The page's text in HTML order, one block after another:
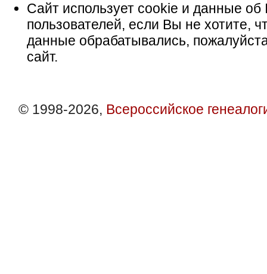
Сайт использует cookie и данные об
пользователей, если Вы не хотите,
данные обрабатывались,
сайт.
© 1998-2026, Всероссийское